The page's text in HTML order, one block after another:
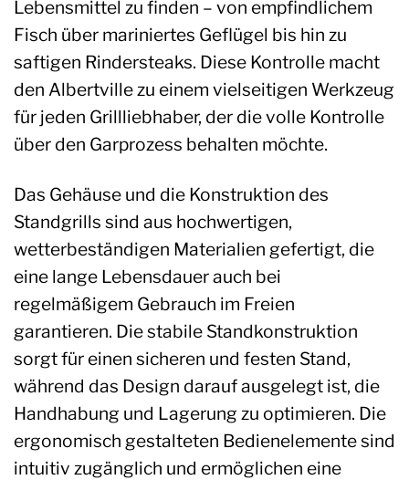
Lebensmittel zu finden – von empfindlichem
Fisch über mariniertes Geflügel bis hin zu
saftigen Rindersteaks. Diese Kontrolle macht
den Albertville zu einem vielseitigen Werkzeug
für jeden Grillliebhaber, der die volle Kontrolle
über den Garprozess behalten möchte.
Das Gehäuse und die Konstruktion des
Standgrills sind aus hochwertigen,
wetterbeständigen Materialien gefertigt, die
eine lange Lebensdauer auch bei
regelmäßigem Gebrauch im Freien
garantieren. Die stabile Standkonstruktion
sorgt für einen sicheren und festen Stand,
während das Design darauf ausgelegt ist, die
Handhabung und Lagerung zu optimieren. Die
ergonomisch gestalteten Bedienelemente sind
intuitiv zugänglich und ermöglichen eine